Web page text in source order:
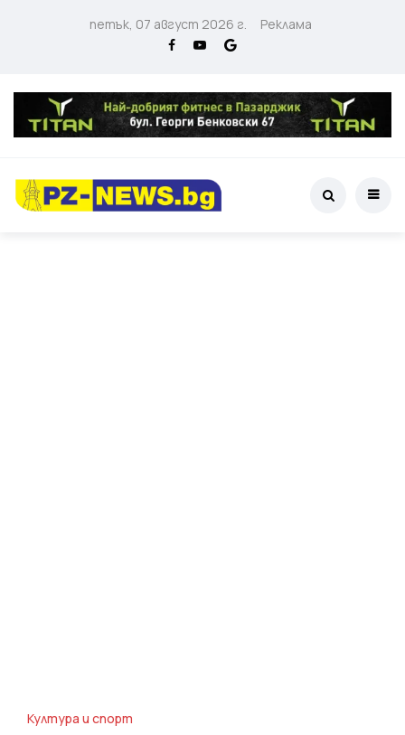
петък, 07 август 2026 г. Реклама
Култура и спорт